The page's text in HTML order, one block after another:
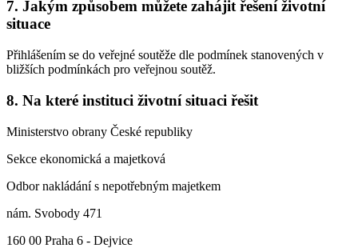
7. Jakým způsobem můžete zahájit řešení životní
situace
Přihlášením se do veřejné soutěže dle podmínek stanovených v
bližších podmínkách pro veřejnou soutěž.
8. Na které instituci životní situaci řešit
Ministerstvo obrany České republiky
Sekce ekonomická a majetková
Odbor nakládání s nepotřebným majetkem
nám. Svobody 471
160 00 Praha 6 - Dejvice